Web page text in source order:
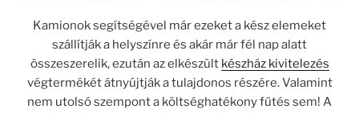
Kamionok segítségével már ezeket a kész elemeket
szállítják a helyszínre és akár már fél nap alatt
összeszerelik, ezután az elkészült készház kivitelezés
végtermékét átnyújtják a tulajdonos részére. Valamint
nem utolsó szempont a költséghatékony fűtés sem! A